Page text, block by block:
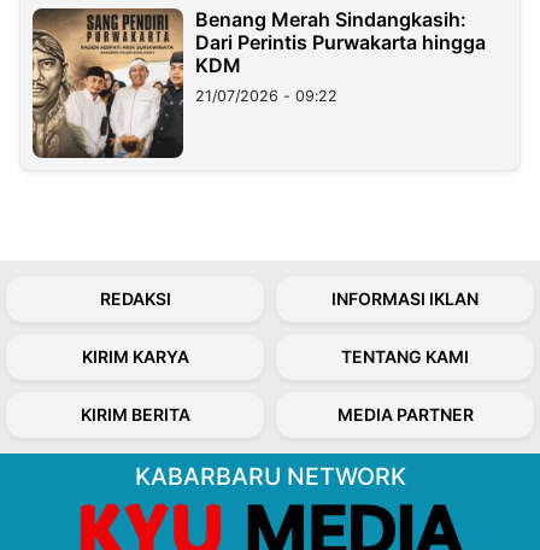
Benang Merah Sindangkasih:
Dari Perintis Purwakarta hingga
KDM
21/07/2026 - 09:22
REDAKSI INFORMASI IKLAN
KIRIM KARYA TENTANG KAMI
KIRIM BERITA MEDIA PARTNER
KABARBARU NETWORK